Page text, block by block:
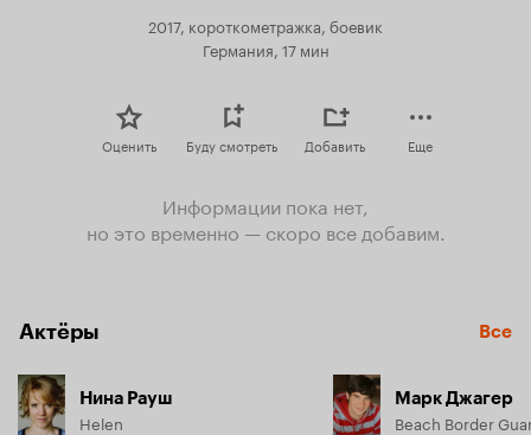
2017, короткометражка, боевик
Германия, 17 мин
Оценить Буду смотреть Добавить Еще
Информации пока нет,
но это временно — скоро все добавим.
Актёры Все
Нина Рауш
Helen
Марк Джагер
Beach Border